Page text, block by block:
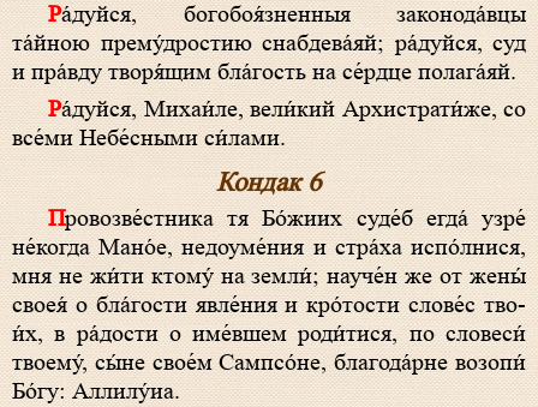
Ра́­дуй­ся, богобоя́зненныя законода́вцы
та́йною прему́дростию снабдева́яй; ра́­дуй­ся, суд
и пра́вду творя́щим бла́гость на се́рд­це полага́яй.
Ра́­дуй­ся, Михаи́ле, ве­ли́­кий Архистрати́же, со
все́­ми Небе́сными си́лами.
Кондак 6
Провозве́стника тя Бо́­жи­их суде́б ег­да́ узре́
не́­ког­да Мано́е, недоуме́ния и стра́ха ис­по́л­ни­ся,
мня не жи́ти ктому́ на зем­ли́; науче́н же от жены́
своея́ о бла́­гос­ти яв­ле́­ния и кро́­тос­ти сло­ве́с тво­
и́х, в ра́­дос­ти о име́вшем роди́тися, по словеси́
тво­ему́, сы́­не сво­е́м Сампсо́не, бла­го­да́р­не возо­пи́
Бо́­гу: Алли­лу́иа.